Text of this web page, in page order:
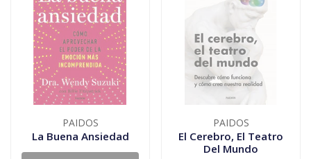
PAIDOS
La Buena Ansiedad
PAIDOS
El Cerebro, El Teatro
Del Mundo